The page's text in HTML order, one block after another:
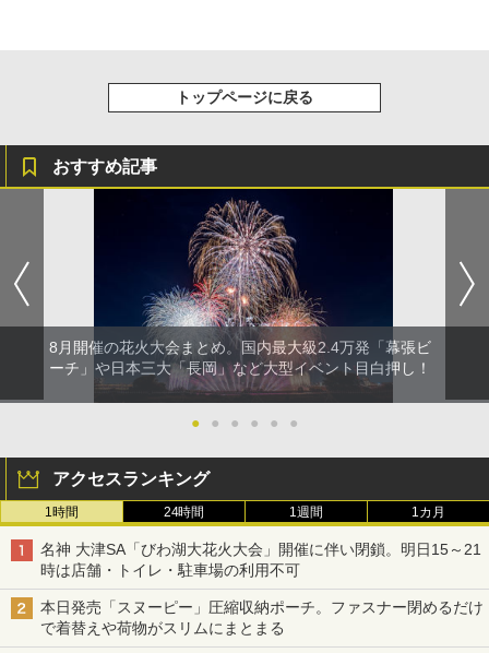
トップページに戻る
おすすめ記事
8月開催の花火大会まとめ。国内最大級2.4万発「幕張ビ
ーチ」や日本三大「長岡」など大型イベント目白押し！
● ● ● ● ● ●
アクセスランキング
1時間 24時間 1週間 1カ月
名神 大津SA「びわ湖大花火大会」開催に伴い閉鎖。明日15～21
時は店舗・トイレ・駐車場の利用不可
本日発売「スヌーピー」圧縮収納ポーチ。ファスナー閉めるだけ
で着替えや荷物がスリムにまとまる